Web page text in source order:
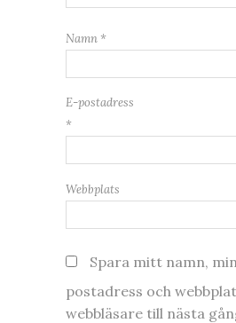
Namn *
E-postadress
*
Webbplats
Spara mitt namn,
postadress och
webbläsare till nästa